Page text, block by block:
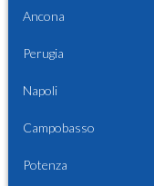
Ancona
Perugia
Napoli
Campobasso
Potenza